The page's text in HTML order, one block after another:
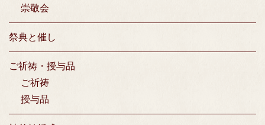
崇敬会
祭典と催し
ご祈祷・授与品
ご祈祷
授与品